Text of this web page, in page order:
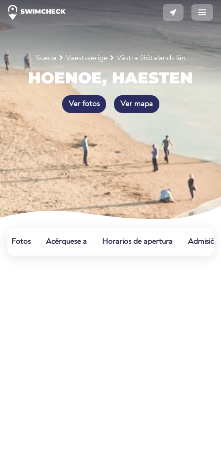
Suecia Vaestsverige Västra Götalands län
HOENOE, HAESTEN
Ver fotos Ver mapa
Fotos Acérquese a Horarios de apertura Admisión